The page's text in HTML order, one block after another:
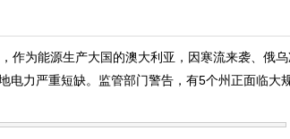
作为能源生产大国的澳大利亚，因寒流来袭、俄
电力严重短缺。监管部门警告，有5个州正面临大